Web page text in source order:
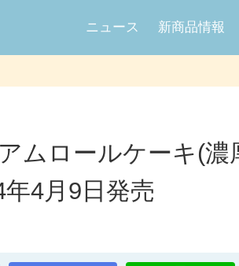
ニュース 新商品情報
ムロールケーキ(濃
4月9日発売